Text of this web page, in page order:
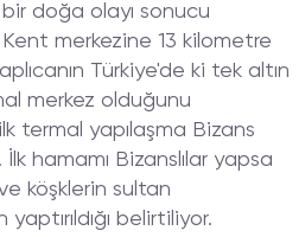
doğa olayı sonucu
merkezine 13 kilometre
Türkiye'de ki tek altın
merkez olduğunu
termal yapılaşma Bizans
İlk hamamı Bizanslılar yapsa
köşklerin sultan
belirtiliyor.